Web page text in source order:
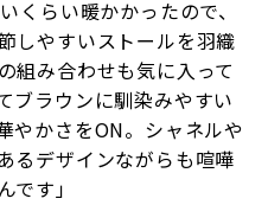
くらい暖かかったので、
しやすいストールを羽織
組み合わせも気に入って
ブラウンに馴染みやすい
やかさをON。シャネルや
るデザインながらも喧嘩
す」